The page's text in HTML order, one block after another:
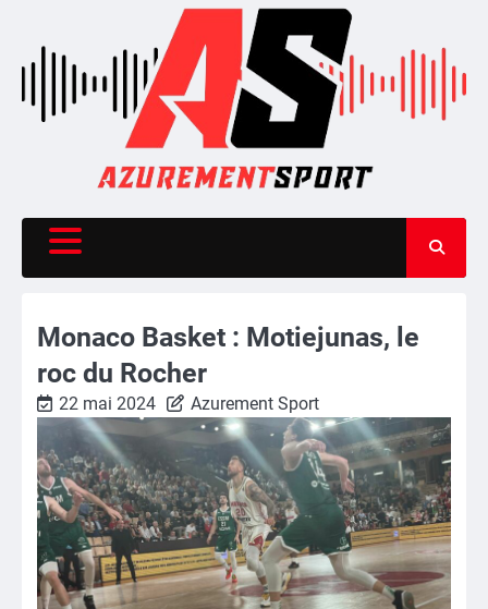
content
Monaco Basket : Motiejunas, le
roc du Rocher
22 mai 2024 Azurement Sport